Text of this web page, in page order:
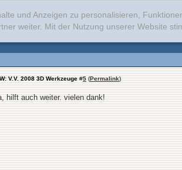
und Anzeigen zu personalisieren,
weiter. Mit der Nutzung unserer Website
V.V. 2008 3D Werkzeuge #5 (Permalink)
hilft auch weiter. vielen dank!